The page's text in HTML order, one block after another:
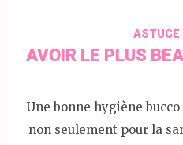
ASTUCE
AVOIR LE PLUS
Une bonne hygiène
non seulement pour la